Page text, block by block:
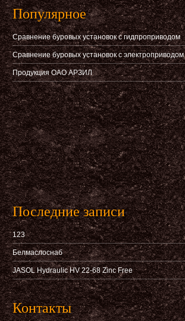
Популярное
Сравнение буровых установок с гидпроприводом
Сравнение буровых установок с электроприводом
Продукция ОАО АРЗИЛ
Последние записи
123
Белмаслоснаб
JASOL Hydraulic HV 22-68 Zinc Free
Контакты